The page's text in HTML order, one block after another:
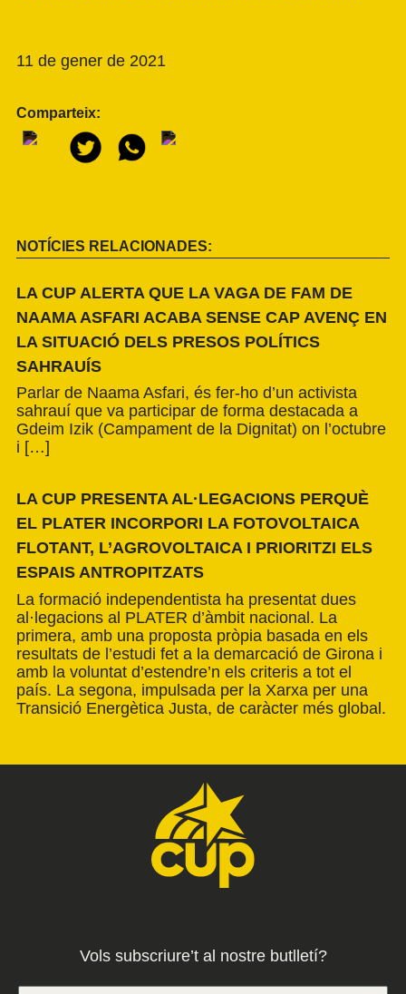
11 de gener de 2021
Comparteix:
NOTÍCIES RELACIONADES:
LA CUP ALERTA QUE LA VAGA DE FAM DE
NAAMA ASFARI ACABA SENSE CAP AVENÇ EN
LA SITUACIÓ DELS PRESOS POLÍTICS
SAHRAUÍS
Parlar de Naama Asfari, és fer-ho d’un activista
sahrauí que va participar de forma destacada a
Gdeim Izik (Campament de la Dignitat) on l’octubre
i […]
LA CUP PRESENTA AL·LEGACIONS PERQUÈ
EL PLATER INCORPORI LA FOTOVOLTAICA
FLOTANT, L’AGROVOLTAICA I PRIORITZI ELS
ESPAIS ANTROPITZATS
La formació independentista ha presentat dues
al·legacions al PLATER d’àmbit nacional. La
primera, amb una proposta pròpia basada en els
resultats de l’estudi fet a la demarcació de Girona i
amb la voluntat d’estendre’n els criteris a tot el
país. La segona, impulsada per la Xarxa per una
Transició Energètica Justa, de caràcter més global.
Vols subscriure’t al nostre butlletí?